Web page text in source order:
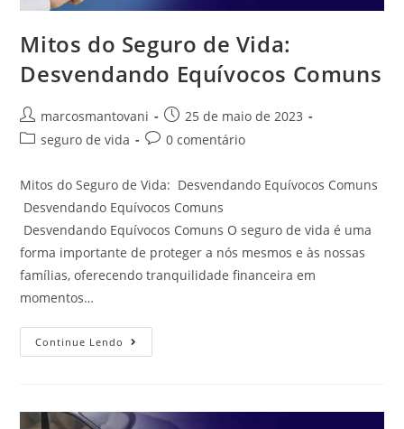
Mitos do Seguro de Vida:
Desvendando Equívocos Comuns
marcosmantovani
25 de maio de 2023
seguro de vida
0 comentário
Mitos do Seguro de Vida: Desvendando Equívocos Comuns
Desvendando Equívocos Comuns
Desvendando Equívocos Comuns O seguro de vida é uma
forma importante de proteger a nós mesmos e às nossas
famílias, oferecendo tranquilidade financeira em
momentos…
Continue Lendo